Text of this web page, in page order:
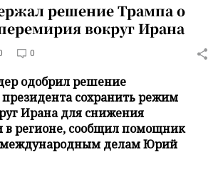
решение Трампа о
вокруг Ирана
0
одобрил решение
сохранить режим
Ирана для снижения
в регионе, сообщил помощник
международным делам Юрий